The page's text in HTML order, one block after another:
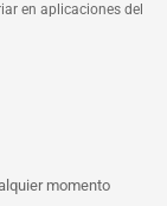
en aplicaciones del
momento